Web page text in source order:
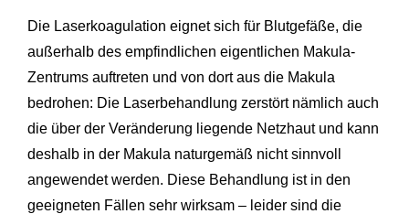
Die Laserkoagulation eignet sich für Blutgefäße, die
außerhalb des empfindlichen eigentlichen Makula-
Zentrums auftreten und von dort aus die Makula
bedrohen: Die Laserbehandlung zerstört nämlich auch
die über der Veränderung liegende Netzhaut und kann
deshalb in der Makula naturgemäß nicht sinnvoll
angewendet werden. Diese Behandlung ist in den
geeigneten Fällen sehr wirksam – leider sind die